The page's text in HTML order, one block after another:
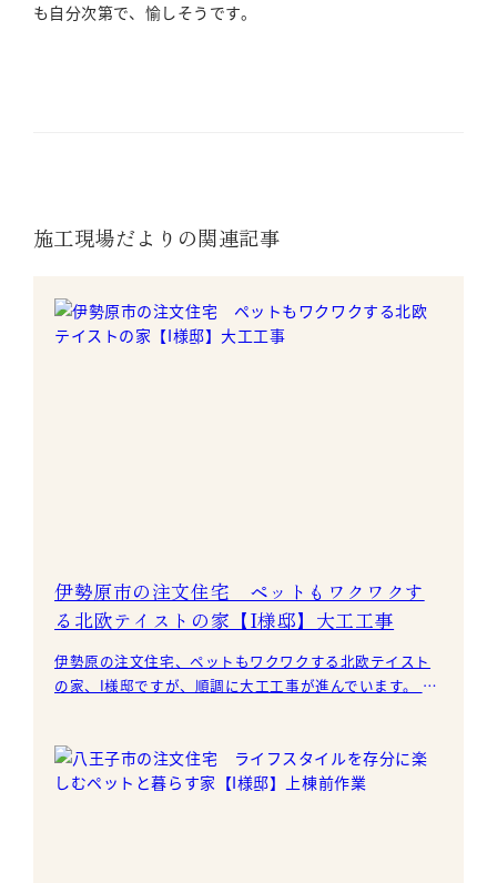
も自分次第で、愉しそうです。
施工現場だよりの関連記事
伊勢原市の注文住宅 ペットもワクワクす
る北欧テイストの家【I様邸】大工工事
伊勢原の注文住宅、ペットもワクワクする北欧テイスト
の家、I様邸ですが、順調に大工工事が進んでいます。 無